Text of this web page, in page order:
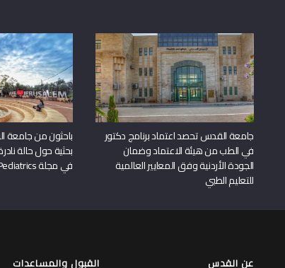
جامعة القدس تحصد اعتماد برنامج دكتور
في الطب من هيئة الاعتماد وضمان
الجودة الأردنية وفق المعايير العالمية
للتعليم الطبي
باحثون من جامعة
بحثية حول حالة
في مجلة Frontiers in Pediatrics
عن القدس القبول والمساعدات